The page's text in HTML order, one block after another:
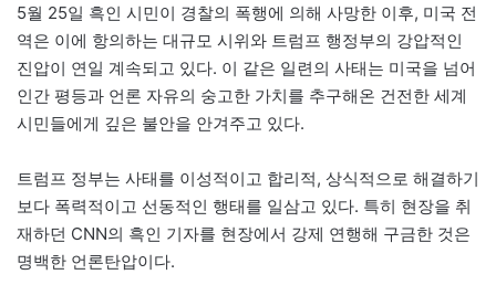
5월 25일 흑인 시민이 경찰의 폭행에 의해 사망한 이후, 미국 전
역은 이에 항의하는 대규모 시위와 트럼프 행정부의 강압적인
진압이 연일 계속되고 있다. 이 같은 일련의 사태는 미국을 넘어
인간 평등과 언론 자유의 숭고한 가치를 추구해온 건전한 세계
시민들에게 깊은 불안을 안겨주고 있다.
트럼프 정부는 사태를 이성적이고 합리적, 상식적으로 해결하기
보다 폭력적이고 선동적인 행태를 일삼고 있다. 특히 현장을 취
재하던 CNN의 흑인 기자를 현장에서 강제 연행해 구금한 것은
명백한 언론탄압이다.